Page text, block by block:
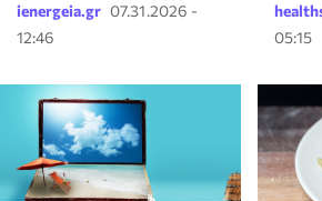
ienergeia.gr 07.31.2026 -
12:46
05:15